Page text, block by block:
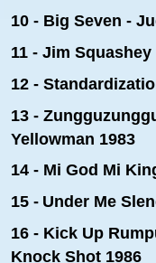
10 - Big Seven -
11 - Jim
12 -
13 -
Yellowman 1983
14 - Mi God Mi
15 - Under Me
16 - Kick Up
Knock Shot 1986